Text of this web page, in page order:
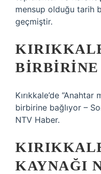
mensup olduğu tarih
geçmiştir.
Kırıkkale’de
birbirine bağlıyor –
NTV Haber.
KAYNAĞI